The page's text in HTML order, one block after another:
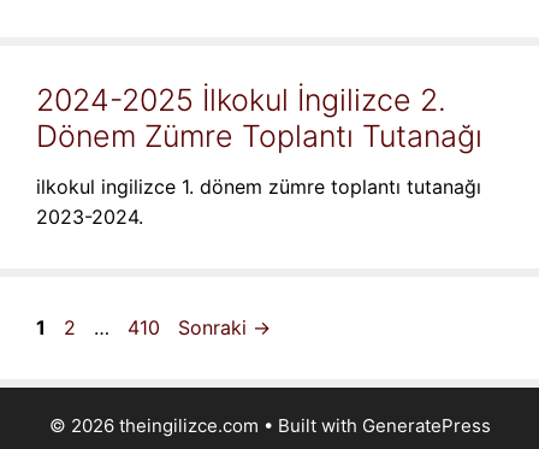
2024-2025 İlkokul İngilizce 2.
Dönem Zümre Toplantı Tutanağı
ilkokul ingilizce 1. dönem zümre toplantı tutanağı
2023-2024.
Sayfa
1 Sayfa
2 … Sayfa
410 Sonraki →
© 2026 theingilizce.com • Built with GeneratePress